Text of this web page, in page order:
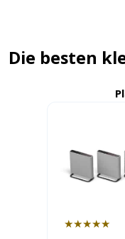
Die besten
★★★★★